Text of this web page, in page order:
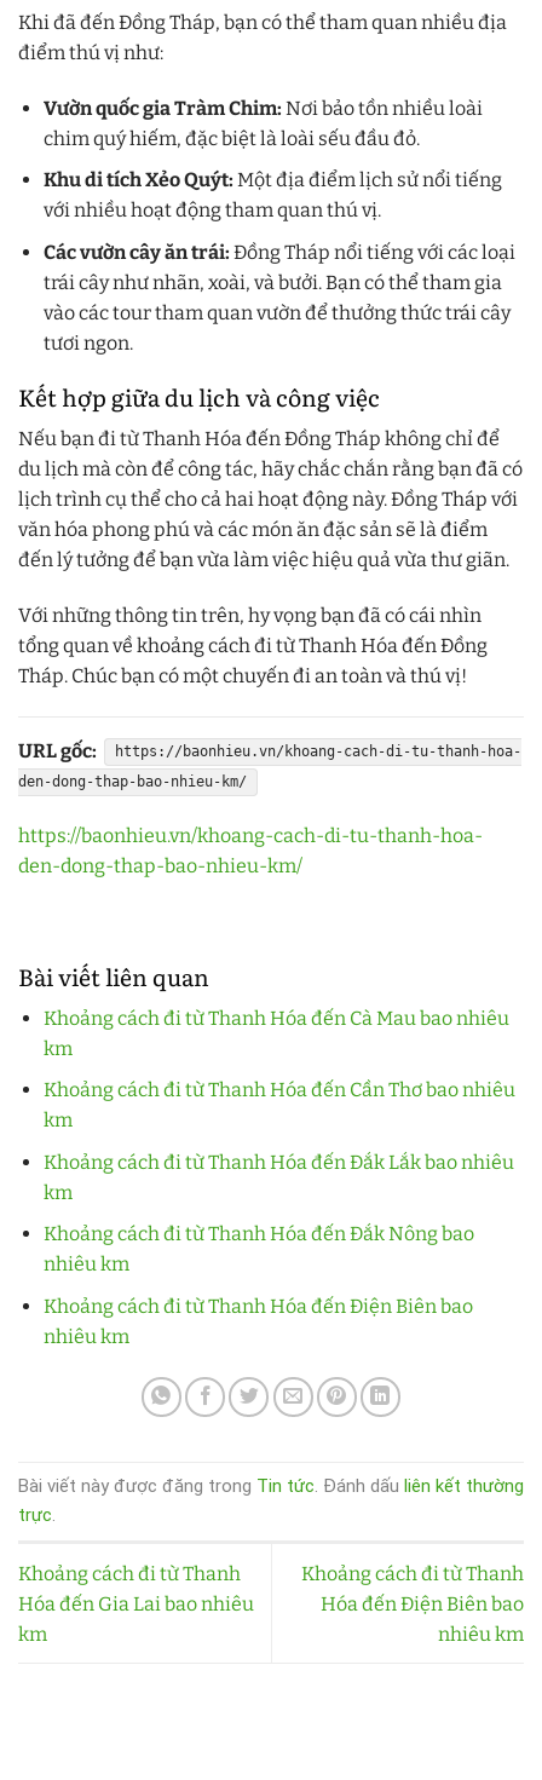
Khi đã đến Đồng Tháp, bạn có thể tham quan nhiều địa
điểm thú vị như:
Vườn quốc gia Tràm Chim: Nơi bảo tồn nhiều loài
chim quý hiếm, đặc biệt là loài sếu đầu đỏ.
Khu di tích Xẻo Quýt: Một địa điểm lịch sử nổi tiếng
với nhiều hoạt động tham quan thú vị.
Các vườn cây ăn trái: Đồng Tháp nổi tiếng với các loại
trái cây như nhãn, xoài, và bưởi. Bạn có thể tham gia
vào các tour tham quan vườn để thưởng thức trái cây
tươi ngon.
Kết hợp giữa du lịch và công việc
Nếu bạn đi từ Thanh Hóa đến Đồng Tháp không chỉ để
du lịch mà còn để công tác, hãy chắc chắn rằng bạn đã có
lịch trình cụ thể cho cả hai hoạt động này. Đồng Tháp với
văn hóa phong phú và các món ăn đặc sản sẽ là điểm
đến lý tưởng để bạn vừa làm việc hiệu quả vừa thư giãn.
Với những thông tin trên, hy vọng bạn đã có cái nhìn
tổng quan về khoảng cách đi từ Thanh Hóa đến Đồng
Tháp. Chúc bạn có một chuyến đi an toàn và thú vị!
URL gốc:
https://baonhieu.vn/khoang-cach-di-tu-thanh-hoa-
den-dong-thap-bao-nhieu-km/
https://baonhieu.vn/khoang-cach-di-tu-thanh-hoa-
den-dong-thap-bao-nhieu-km/
Bài viết liên quan
Khoảng cách đi từ Thanh Hóa đến Cà Mau bao nhiêu
km
Khoảng cách đi từ Thanh Hóa đến Cần Thơ bao nhiêu
km
Khoảng cách đi từ Thanh Hóa đến Đắk Lắk bao nhiêu
km
Khoảng cách đi từ Thanh Hóa đến Đắk Nông bao
nhiêu km
Khoảng cách đi từ Thanh Hóa đến Điện Biên bao
nhiêu km
Bài viết này được đăng trong Tin tức. Đánh dấu liên kết thường
trực.
Khoảng cách đi từ Thanh
Hóa đến Gia Lai bao nhiêu
km
Khoảng cách đi từ Thanh
Hóa đến Điện Biên bao
nhiêu km